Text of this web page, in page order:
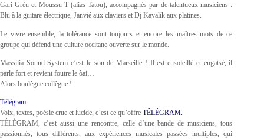
Gari Grèu et Moussu T (alias Tatou), accompagnés par de talentueux musiciens :
Blu à la guitare électrique, Janvié aux claviers et Dj Kayalik aux platines.
Le vivre ensemble, la tolérance sont toujours et encore les maîtres mots de ce
groupe qui défend une culture occitane ouverte sur le monde.
Massilia Sound System c’est le son de Marseille ! Il est ensoleillé et engatsé, il
parle fort et revient foutre le òai…
Alors boulègue collègue !
Télégram
Voix, textes, poésie crue et lucide, c’est ce qu’offre TÉLÉGRAM.
TÉLÉGRAM, c’est aussi une rencontre, celle d’une bande de musiciens, tous
passionnés, tous différents, aux expériences musicales passées multiples, qui